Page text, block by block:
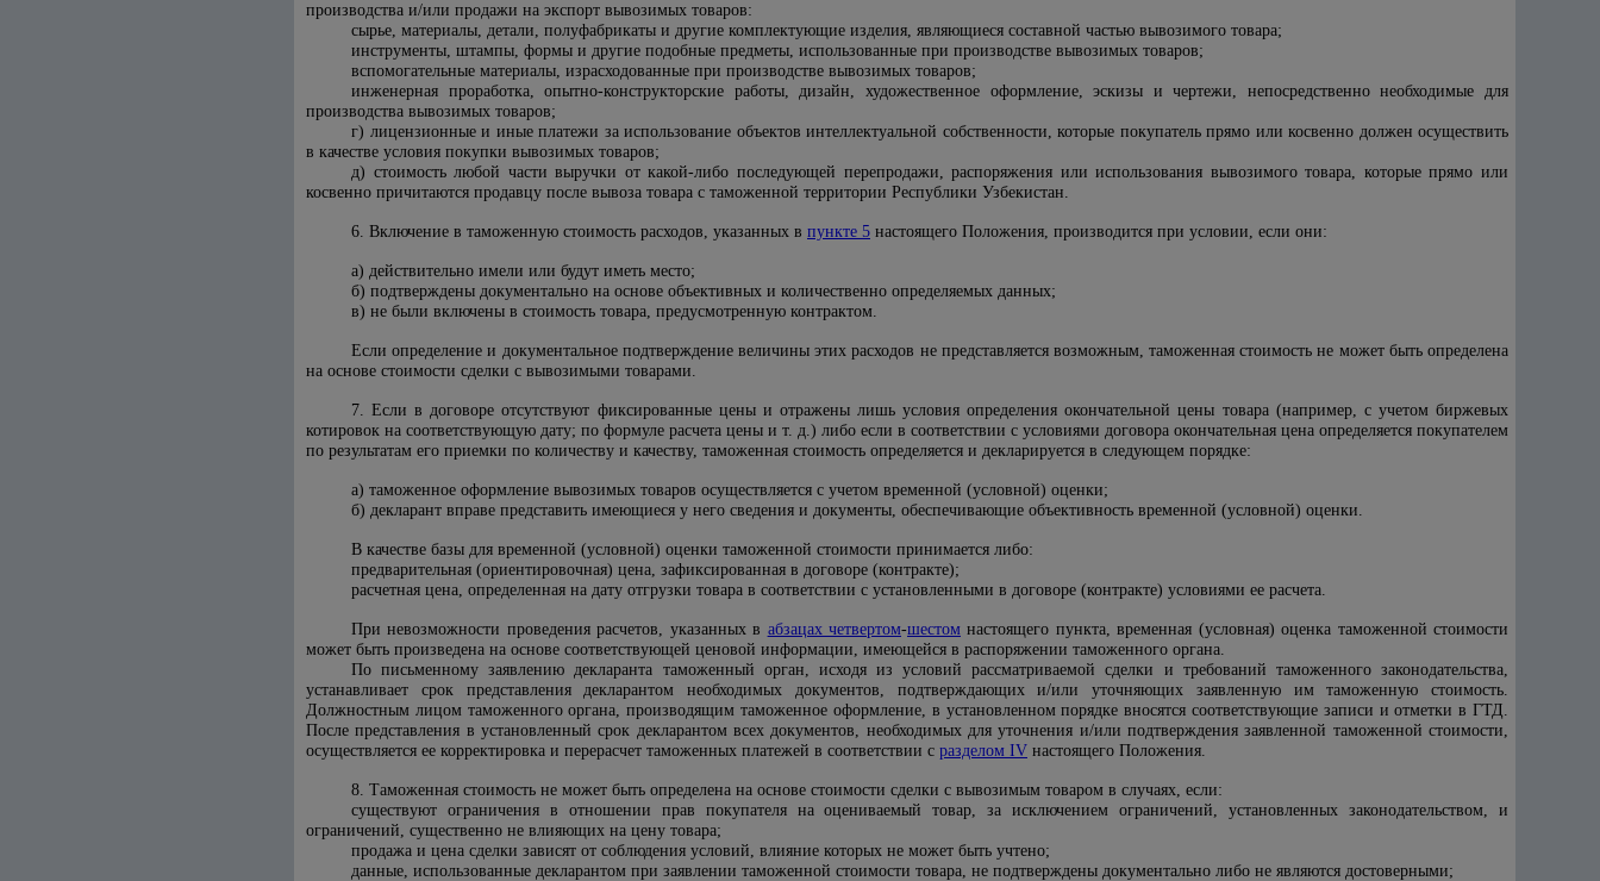
производства и/или продажи на экспорт вывозимых товаров:
сырье, материалы, детали, полуфабрикаты и другие комплектующие изделия, являющиеся составной частью вывозимого товара;
инструменты, штампы, формы и другие подобные предметы, использованные при производстве вывозимых товаров;
вспомогательные материалы, израсходованные при производстве вывозимых товаров;
инженерная проработка, опытно-конструкторские работы, дизайн, художественное оформление, эскизы и чертежи, непосредственно необходимые для
производства вывозимых товаров;
г) лицензионные и иные платежи за использование объектов интеллектуальной собственности, которые покупатель прямо или косвенно должен осуществить
в качестве условия покупки вывозимых товаров;
д) стоимость любой части выручки от какой-либо последующей перепродажи, распоряжения или использования вывозимого товара, которые прямо или
косвенно причитаются продавцу после вывоза товара с таможенной территории Республики Узбекистан.
6. Включение в таможенную стоимость расходов, указанных в пункте 5 настоящего Положения, производится при условии, если они:
а) действительно имели или будут иметь место;
б) подтверждены документально на основе объективных и количественно определяемых данных;
в) не были включены в стоимость товара, предусмотренную контрактом.
Если определение и документальное подтверждение величины этих расходов не представляется возможным, таможенная стоимость не может быть определена
на основе стоимости сделки с вывозимыми товарами.
7. Если в договоре отсутствуют фиксированные цены и отражены лишь условия определения окончательной цены товара (например, с учетом биржевых
котировок на соответствующую дату; по формуле расчета цены и т. д.) либо если в соответствии с условиями договора окончательная цена определяется покупателем
по результатам его приемки по количеству и качеству, таможенная стоимость определяется и декларируется в следующем порядке:
а) таможенное оформление вывозимых товаров осуществляется с учетом временной (условной) оценки;
б) декларант вправе представить имеющиеся у него сведения и документы, обеспечивающие объективность временной (условной) оценки.
В качестве базы для временной (условной) оценки таможенной стоимости принимается либо:
предварительная (ориентировочная) цена, зафиксированная в договоре (контракте);
расчетная цена, определенная на дату отгрузки товара в соответствии с установленными в договоре (контракте) условиями ее расчета.
При невозможности проведения расчетов, указанных в абзацах четвертом-шестом настоящего пункта, временная (условная) оценка таможенной стоимости
может быть произведена на основе соответствующей ценовой информации, имеющейся в распоряжении таможенного органа.
По письменному заявлению декларанта таможенный орган, исходя из условий рассматриваемой сделки и требований таможенного законодательства,
устанавливает срок представления декларантом необходимых документов, подтверждающих и/или уточняющих заявленную им таможенную стоимость.
Должностным лицом таможенного органа, производящим таможенное оформление, в установленном порядке вносятся соответствующие записи и отметки в ГТД.
После представления в установленный срок декларантом всех документов, необходимых для уточнения и/или подтверждения заявленной таможенной стоимости,
осуществляется ее корректировка и перерасчет таможенных платежей в соответствии с разделом IV настоящего Положения.
8. Таможенная стоимость не может быть определена на основе стоимости сделки с вывозимым товаром в случаях, если:
существуют ограничения в отношении прав покупателя на оцениваемый товар, за исключением ограничений, установленных законодательством, и
ограничений, существенно не влияющих на цену товара;
продажа и цена сделки зависят от соблюдения условий, влияние которых не может быть учтено;
данные, использованные декларантом при заявлении таможенной стоимости товара, не подтверждены документально либо не являются достоверными;